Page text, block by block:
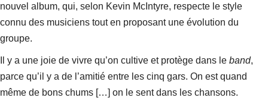
nouvel album, qui, selon Kevin McIntyre, respecte le style
connu des musiciens tout en proposant une évolution du
groupe.
Il y a une joie de vivre qu’on cultive et protège dans le band,
parce qu’il y a de l’amitié entre les cinq gars. On est quand
même de bons chums […] on le sent dans les chansons.